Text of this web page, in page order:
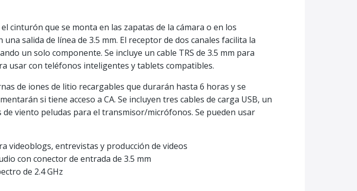
cinturón que se monta en las zapatas de la cámara o en los
salida de línea de 3.5 mm. El receptor de dos canales facilita la
un solo componente. Se incluye un cable TRS de 3.5 mm para
usar con teléfonos inteligentes y tablets compatibles.
de iones de litio recargables que durarán hasta 6 horas y se
si tiene acceso a CA. Se incluyen tres cables de carga USB, un
viento peludas para el transmisor/micrófonos. Se pueden usar
videoblogs, entrevistas y producción de videos
con conector de entrada de 3.5 mm
de 2.4 GHz